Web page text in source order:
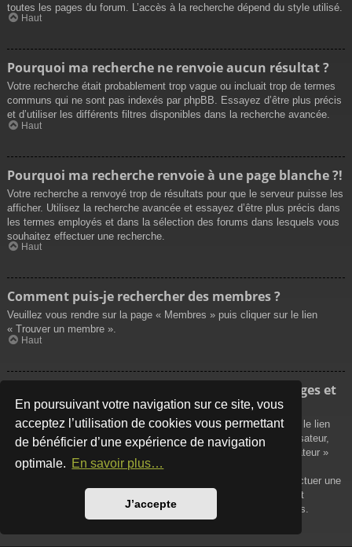
En poursuivant votre navigation sur ce site, vous
acceptez l’utilisation de cookies vous permettant
de bénéficier d’une expérience de navigation
optimale. En savoir plus…
J’accepte
toutes les pages du forum. L’accès à la recherche dépend du style utilisé.
Haut
Pourquoi ma recherche ne renvoie aucun résultat ?
Votre recherche était probablement trop vague ou incluait trop de termes
communs qui ne sont pas indexés par phpBB. Essayez d’être plus précis
et d’utiliser les différents filtres disponibles dans la recherche avancée.
Haut
Pourquoi ma recherche renvoie à une page blanche ?!
Votre recherche a renvoyé trop de résultats pour que le serveur puisse les
afficher. Utilisez la recherche avancée et essayez d’être plus précis dans
les termes employés et dans la sélection des forums dans lesquels vous
souhaitez effectuer une recherche.
Haut
Comment puis-je rechercher des membres ?
Veuillez vous rendre sur la page « Membres » puis cliquer sur le lien
« Trouver un membre ».
Haut
Comment puis-je retrouver mes propres messages et
sujets ?
Vos propres messages peuvent être affichés soit en cliquant sur le lien
« Afficher vos messages » dans le panneau de contrôle de l’utilisateur,
soit en cliquant sur le lien « Rechercher les messages de l’utilisateur »
sur la page de votre propre profil ou soit en cliquant sur le menu
« Raccourcis » situé sur la partie supérieure du forum. Pour effectuer une
recherche de vos propres sujets, utilisez la recherche avancée et
remplissez convenablement les options qui vous sont disponibles.